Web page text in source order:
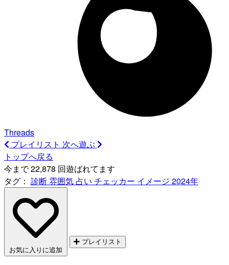
Threads
プレイリスト 次へ遊ぶ
トップへ戻る
今まで 22,878 回遊ばれてます
タグ： 診断雰囲気 占い チェッカー イメージ 2024年
お気に入りに追加
プレイリスト